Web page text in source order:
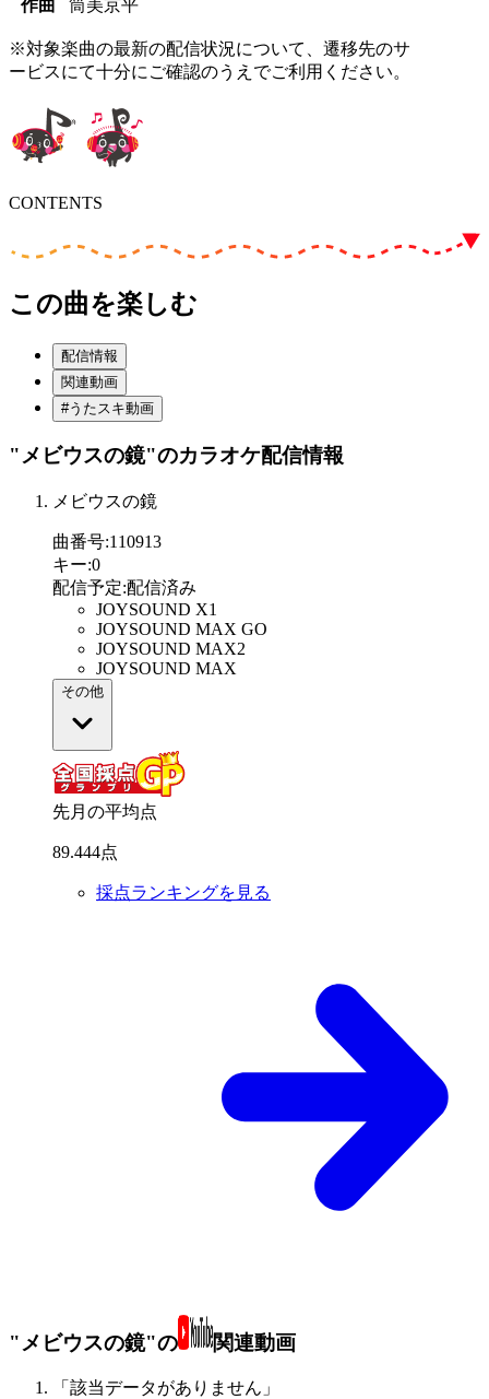
作曲 筒美京平
※対象楽曲の最新の配信状況について、遷移先のサ
ービスにて十分にご確認のうえでご利用ください。
CONTENTS
この曲を楽しむ
配信情報
関連動画
#うたスキ動画
"メビウスの鏡"のカラオケ配信情報
メビウスの鏡
曲番号:110913
キー:0
配信予定:配信済み
JOYSOUND X1
JOYSOUND MAX GO
JOYSOUND MAX2
JOYSOUND MAX
その他
先月の平均点
89.444点
採点ランキングを見る
"メビウスの鏡"の 関連動画
「該当データがありません」